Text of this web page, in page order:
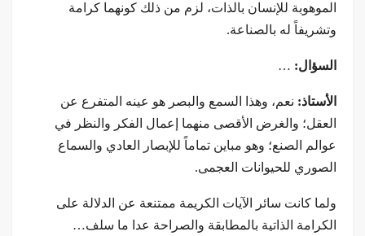
الموهوبة للإنسان بالذات، لزم من ذلك كونهما كرامة
وتشريفاً له بالصناعة.
السؤال: …
الأستاذ: نعم، وهذا السمع والبصر هو عينه المتفرع عن
العقل؛ والغرض الأقصى منهما إعمال الفكر والنظر في
عوالم الصنع؛ وهو مباين تماماً للإبصار العادي والسماع
الصوري للحيوانات العجمى.
ولما كانت سائر الآيات الكريمة ممتنعة عن الدلالة على
الكرامة الذاتية بالمطابقة والصراحة عدا ما سلف…